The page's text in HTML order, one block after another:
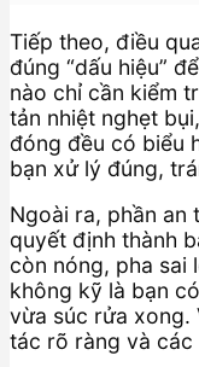
Tiếp theo, điều
đúng “dấu hiệu”
nào chỉ cần kiểm
tản nhiệt nghẹt
đóng đều có biểu
bạn xử lý đúng,
Ngoài ra, phần an
quyết định thành
còn nóng, pha sai
không kỹ là bạn
vừa súc rửa xong.
tác rõ ràng và